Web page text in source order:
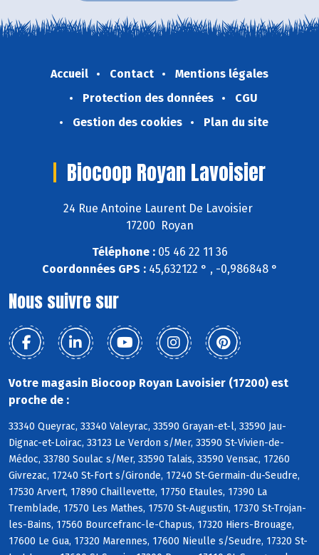
Accueil Contact
Mentions légales
Protection des données
CGU
Gestion des cookies
Plan du site
Biocoop Royan Lavoisier
24 Rue Antoine Laurent De Lavoisier
17200 Royan
Téléphone :05 46 22 11 36
Coordonnées GPS :45,632122 ° , -0,986848 °
Nous suivre sur
Votre magasin Biocoop Royan Lavoisier (17200) est
proche de :
33340 Queyrac, 33340 Valeyrac, 33590 Grayan-et-l, 33590 Jau-
Dignac-et-Loirac, 33123 Le Verdon s/Mer, 33590 St-Vivien-de-
Médoc, 33780 Soulac s/Mer, 33590 Talais, 33590 Vensac, 17260
Givrezac, 17240 St-Fort s/Gironde, 17240 St-Germain-du-Seudre,
17530 Arvert, 17890 Chaillevette, 17750 Etaules, 17390 La
Tremblade, 17570 Les Mathes, 17570 St-Augustin, 17370 St-Trojan-
les-Bains, 17560 Bourcefranc-le-Chapus, 17320 Hiers-Brouage,
17600 Le Gua, 17320 Marennes, 17600 Nieulle s/Seudre, 17320 St-